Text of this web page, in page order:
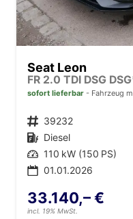
Seat Leon
sofort lieferbar Fahrzeug
Fahrzeugnr. 39232
Kraftstoff Diesel
Leistung 110 kW (150 PS)
01.01.2026
33.140,– €
incl. 19% MwSt.